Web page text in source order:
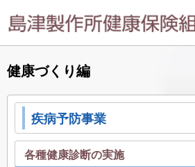
健康づくり編
疾病予防事業
各種健康診断の実施